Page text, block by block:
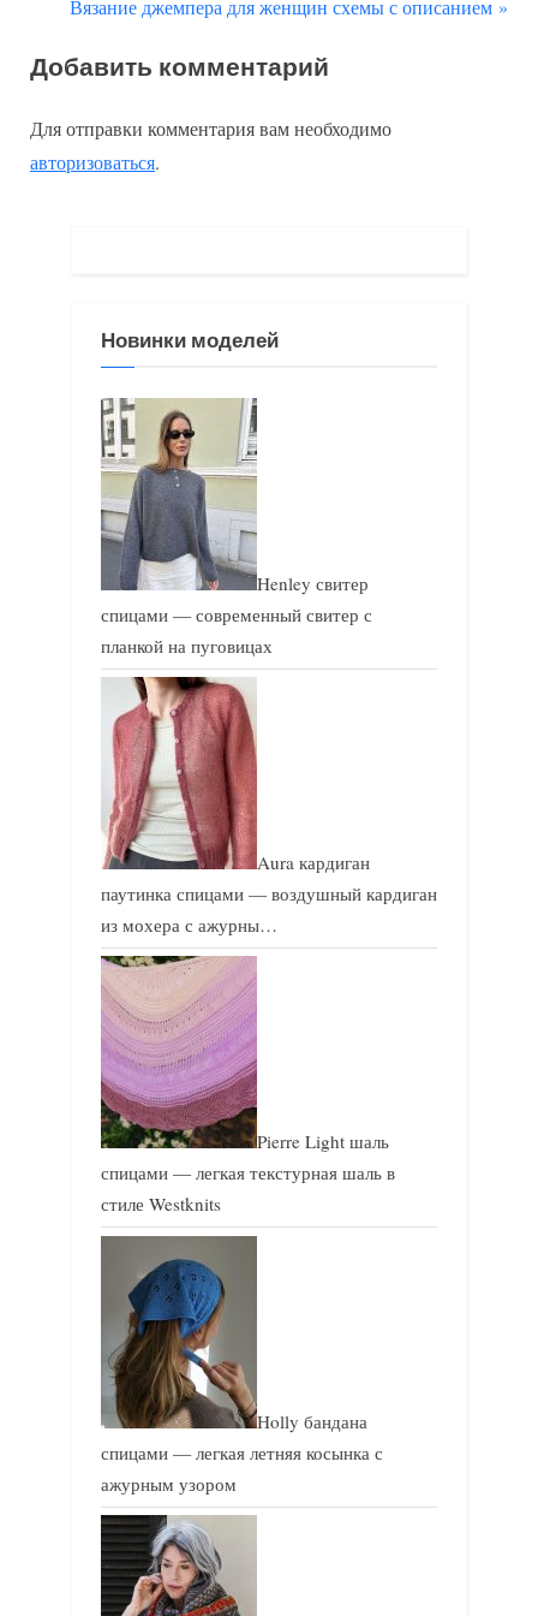
записям
д
д
у
С
е
у
ю
Вязание джемпера для женщин схемы с описанием
Добавить комментарий
Для отправки комментария вам необходимо
авторизоваться.
Новинки моделей
Henley свитер
спицами — современный свитер с
планкой на пуговицах
Aura кардиган
паутинка спицами — воздушный кардиган
из мохера с ажурны…
Pierre Light шаль
спицами — легкая текстурная шаль в
стиле Westknits
Holly бандана
спицами — легкая летняя косынка с
ажурным узором